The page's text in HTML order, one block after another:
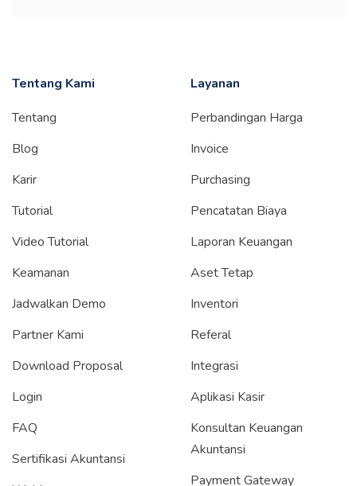
Tentang Kami
Tentang
Blog
Karir
Tutorial
Video Tutorial
Keamanan
Jadwalkan Demo
Partner Kami
Download Proposal
Login
FAQ
Sertifikasi Akuntansi
Layanan
Perbandingan Harga
Invoice
Purchasing
Pencatatan Biaya
Laporan Keuangan
Aset Tetap
Inventori
Referal
Integrasi
Aplikasi Kasir
Konsultan Keuangan
Akuntansi
Payment Gateway